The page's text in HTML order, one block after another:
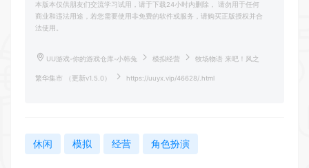
本版本仅供朋友们交流学习试用，请于下载24小时内删除， 请勿用于任何
商业和违法用途，若您需要使用非免费的软件或服务，请购买正版授权并合
法使用。
UU游戏-你的游戏仓库-小韩兔 模拟经营 牧场物语 来吧！风之
繁华集市 （更新v1.5.0） https://uuyx.vip/46628/.html
休闲 模拟 经营 角色扮演